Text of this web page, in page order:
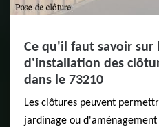
Ce qu'il faut savoir sur
d'installation des
dans le 73210
Les clôtures peuvent
jardinage ou d'aménagement